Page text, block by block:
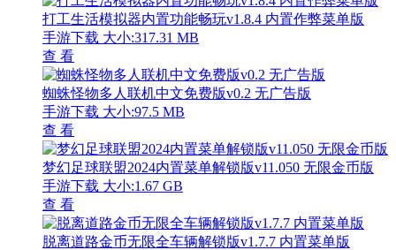
打工生活模拟器内置功能畅玩v1.8.4 内置作弊菜单版
手游下载 大小:317.31 MB
查 看
蜘蛛怪物多人联机中文免费版v0.2 无广告版
手游下载 大小:97.5 MB
查 看
梦幻足球联盟2024内置菜单解锁版v11.050 无限金币版
手游下载 大小:1.67 GB
查 看
脱离道路金币无限全车辆解锁版v1.7.7 内置菜单版